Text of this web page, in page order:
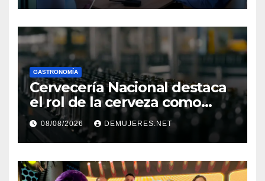
el Décimo Tercer Mes
GASTRONOMÍA
Cervecería Nacional destaca
el rol de la cerveza como
motor de desarrollo
económico y sostenibilidad
en Panamá
08/08/2026 DEMUJERES.NET